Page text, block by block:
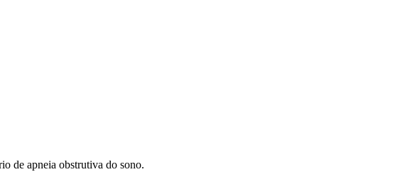
de apneia obstrutiva do sono.